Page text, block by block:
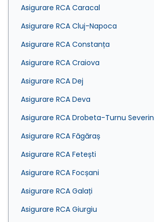
Asigurare RCA Caracal
Asigurare RCA Cluj-Napoca
Asigurare RCA Constanța
Asigurare RCA Craiova
Asigurare RCA Dej
Asigurare RCA Deva
Asigurare RCA Drobeta-Turnu Severin
Asigurare RCA Făgăraș
Asigurare RCA Fetești
Asigurare RCA Focșani
Asigurare RCA Galați
Asigurare RCA Giurgiu